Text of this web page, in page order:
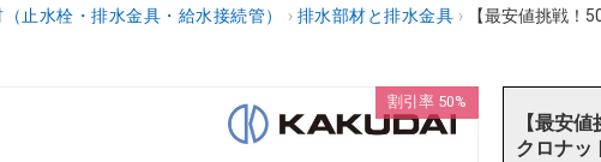
止水栓・排水金具・給水接続管） › 排水部材と排水金具 ›
【最安値挑戦！
割引率 50%
【最安
クロナッ